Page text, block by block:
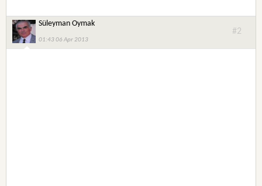
Süleyman Oymak
01:43 06 Apr 2013
#2